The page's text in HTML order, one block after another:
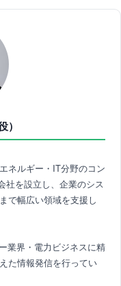
ネルギー・IT分野のコン
社を設立し、企業のシス
で幅広い領域を支援し
業界・電力ビジネスに精
た情報発信を行ってい